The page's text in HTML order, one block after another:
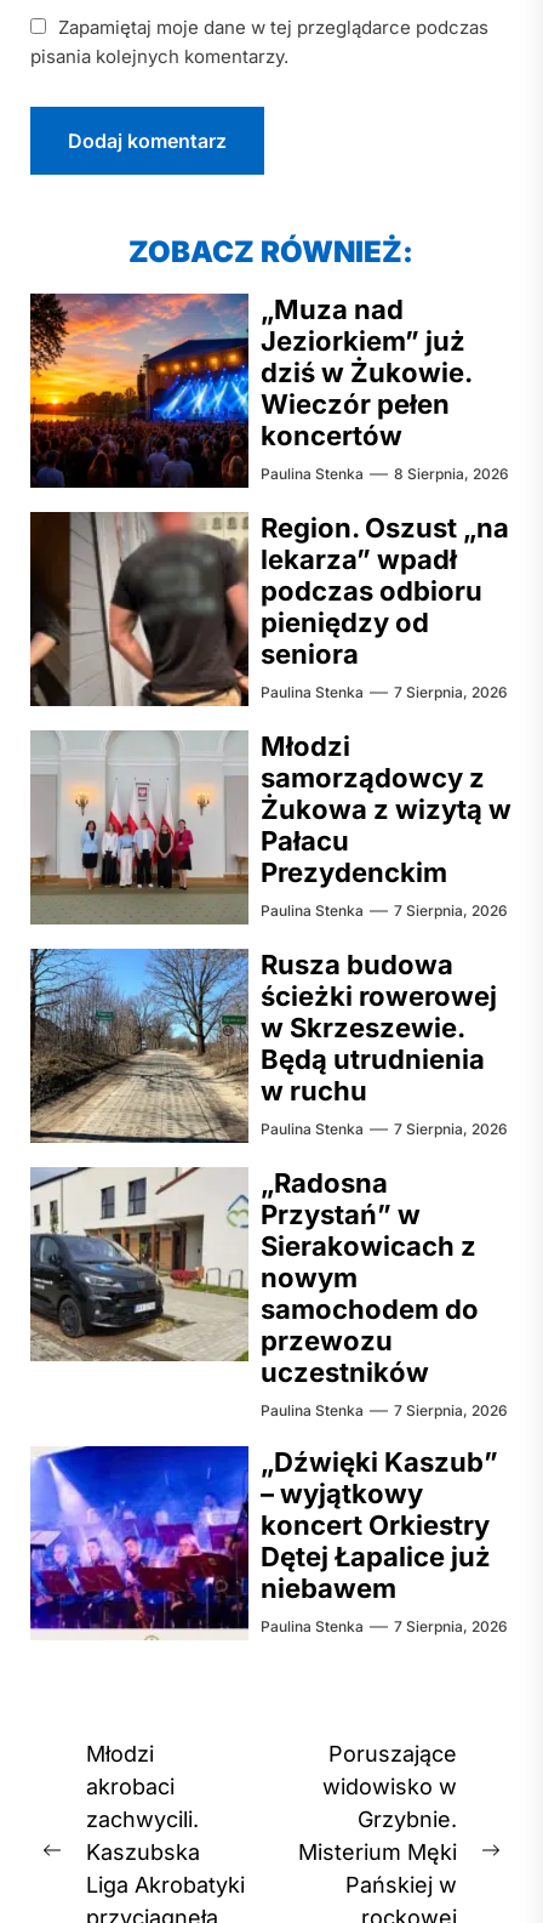
Zapamiętaj moje dane w tej przeglądarce podczas
pisania kolejnych komentarzy.
ZOBACZ RÓWNIEŻ:
„Muza nad
Jeziorkiem” już
dziś w Żukowie.
Wieczór pełen
koncertów
Paulina Stenka 8 Sierpnia, 2026
Region. Oszust „na
lekarza” wpadł
podczas odbioru
pieniędzy od
seniora
Paulina Stenka 7 Sierpnia, 2026
Młodzi
samorządowcy z
Żukowa z wizytą w
Pałacu
Prezydenckim
Paulina Stenka 7 Sierpnia, 2026
Rusza budowa
ścieżki rowerowej
w Skrzeszewie.
Będą utrudnienia
w ruchu
Paulina Stenka 7 Sierpnia, 2026
„Radosna
Przystań” w
Sierakowicach z
nowym
samochodem do
przewozu
uczestników
Paulina Stenka 7 Sierpnia, 2026
„Dźwięki Kaszub”
– wyjątkowy
koncert Orkiestry
Dętej Łapalice już
niebawem
Paulina Stenka 7 Sierpnia, 2026
Nawigacja
wpisu
Previous
post:
Młodzi
akrobaci
zachwycili.
Kaszubska
Liga Akrobatyki
Poruszające
widowisko w
Grzybnie.
Misterium Męki
Pańskiej w